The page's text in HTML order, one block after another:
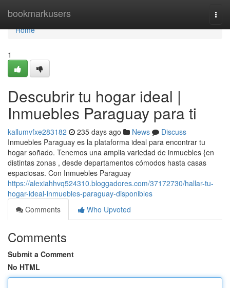
bookmarkusers
Home
Home
1
Descubrir tu hogar ideal |
Inmuebles Paraguay para ti
kallumvfxe283182 235 days ago News
Discuss
Inmuebles Paraguay es la plataforma ideal para encontrar tu
hogar soñado. Tenemos una amplia variedad de inmuebles {en
distintas zonas , desde departamentos cómodos hasta casas
espaciosas. Con Inmuebles Paraguay
https://alexiahhvq524310.bloggadores.com/37172730/hallar-tu-
hogar-ideal-inmuebles-paraguay-disponibles
Comments
Who Upvoted
Comments
Submit a Comment
No HTML